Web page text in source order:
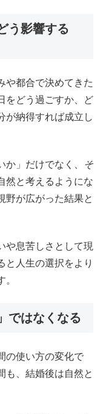
う影響する
や都合で決めてきた
をどう過ごすか、ど
が納得すれば成立し
」だけでなく、
そ
然と考えるようにな
野が広がった結果と
や息苦しさとして現
と人生の選択をより
ではなくなる
の使い方の変化で
も、結婚後は自然と